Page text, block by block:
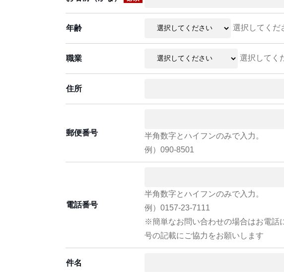
年齢 選択してくだ
職業 選択してく
住所
郵便番号
半角数字とハイフンのみで入力。
例）090-8501
電話番号
半角数字とハイフンのみで入力。
例）0157-23-7111
※簡単なお問い合わせの場合はお電話
号の記載にご協力をお願いします
件名